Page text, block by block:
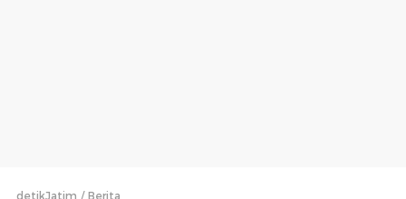
detikJatim Berita